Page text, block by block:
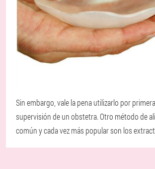
Sin embargo, vale la pena utilizarlo por
supervisión de un obstetra. Otro método de
común y cada vez más popular son los